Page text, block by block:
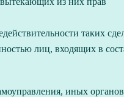
таких
лиц, входящих в
иных